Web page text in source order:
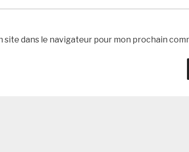
site dans le navigateur pour mon prochain